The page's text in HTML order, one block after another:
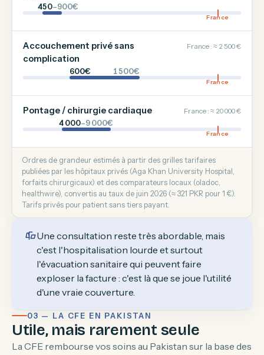
450–900€
France
Accouchement privé sans
complication
France : ≈ 2 500 €
600€ 1 500€
France
Pontage / chirurgie cardiaque France : ≈ 20 000 €
4 000–9 000€
France
Ordres de grandeur estimés à partir des grilles tarifaires
publiées par les hôpitaux privés (Aga Khan University Hospital,
forfaits chirurgicaux) et des comparateurs locaux (oladoc,
healthwire), convertis au taux de juin 2026 (≈ 321 PKR pour 1 €).
Tarifs privés pour patient sans tiers payant.
Une consultation reste très abordable, mais
c'est l'hospitalisation lourde et surtout
l'évacuation sanitaire qui peuvent faire
exploser la facture : c'est là que se joue l'utilité
d'une vraie couverture.
03 — LA CFE EN PAKISTAN
Utile, mais rarement seule
La CFE rembourse vos soins au Pakistan sur la base des